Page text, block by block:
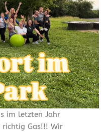
im letzten Jahr
Gas!!! Wir